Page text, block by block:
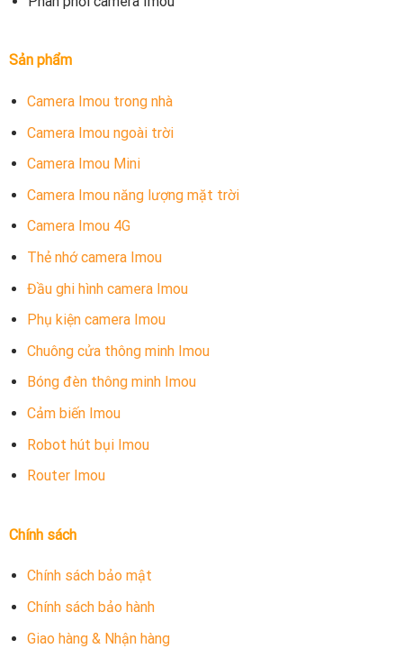
Sản phẩm
Camera Imou trong nhà
Camera Imou ngoài trời
Camera Imou Mini
Camera Imou năng lượng mặt trời
Camera Imou 4G
Thẻ nhớ camera Imou
Đầu ghi hình camera Imou
Phụ kiện camera Imou
Chuông cửa thông minh Imou
Bóng đèn thông minh Imou
Cảm biến Imou
Robot hút bụi Imou
Router Imou
Chính sách
Chính sách bảo mật
Chính sách bảo hành
Giao hàng & Nhận hàng